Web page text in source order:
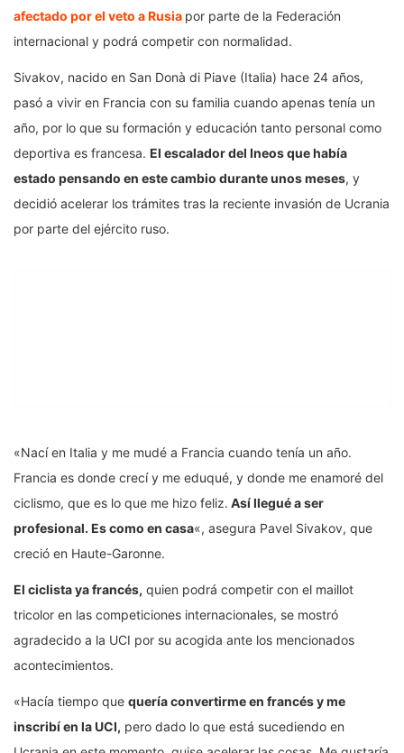
afectado por el veto a Rusia por parte de la Federación
internacional y podrá competir con normalidad.
Sivakov, nacido en San Donà di Piave (Italia) hace 24 años,
pasó a vivir en Francia con su familia cuando apenas tenía un
año, por lo que su formación y educación tanto personal como
deportiva es francesa. El escalador del Ineos que había
estado pensando en este cambio durante unos meses, y
decidió acelerar los trámites tras la reciente invasión de Ucrania
por parte del ejército ruso.
«Nací en Italia y me mudé a Francia cuando tenía un año.
Francia es donde crecí y me eduqué, y donde me enamoré del
ciclismo, que es lo que me hizo feliz. Así llegué a ser
profesional. Es como en casa«, asegura Pavel Sivakov, que
creció en Haute-Garonne.
El ciclista ya francés, quien podrá competir con el maillot
tricolor en las competiciones internacionales, se mostró
agradecido a la UCI por su acogida ante los mencionados
acontecimientos.
«Hacía tiempo que quería convertirme en francés y me
inscribí en la UCI, pero dado lo que está sucediendo en